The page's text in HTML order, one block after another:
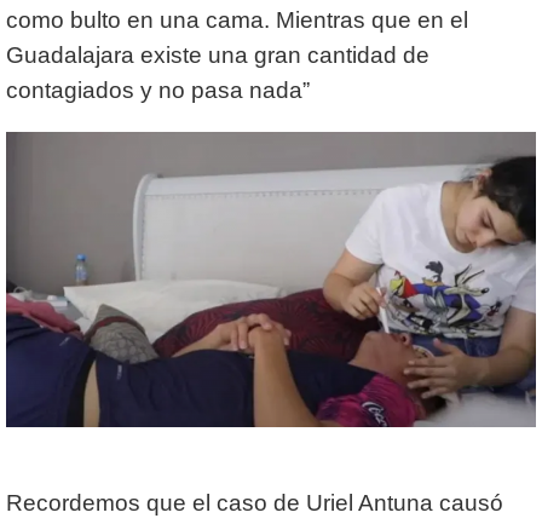
como bulto en una cama. Mientras que en el
Guadalajara existe una gran cantidad de
contagiados y no pasa nada”
Recordemos que el caso de Uriel Antuna causó